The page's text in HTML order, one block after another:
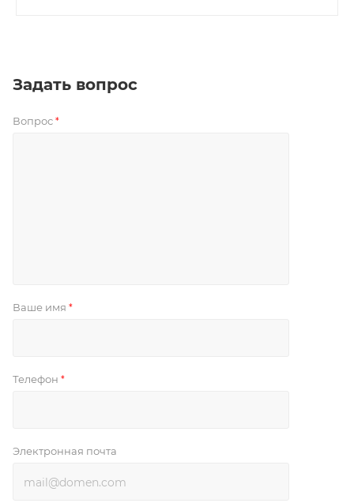
Задать вопрос
Вопрос *
Ваше имя *
Телефон *
Электронная почта